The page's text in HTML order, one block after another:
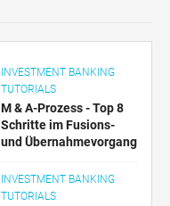
INVESTMENT BANKING
TUTORIALS
M & A-Prozess - Top 8
Schritte im Fusions-
und Übernahmevorgang
INVESTMENT BANKING
TUTORIALS